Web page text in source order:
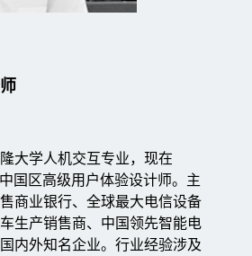
大学人机交互专业，现在
国区高级用户体验设计师。主
商业银行、全球最大电信设备
生产销售商、中国领先智能电
内外知名企业。行业经验涉及